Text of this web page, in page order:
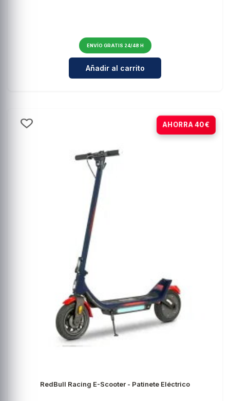
ENVÍO GRATIS 24/48 H
Cantidad para E-Bike URBANA
Añadir al carrito
AHORRA 40€
-10%
RedBull Racing E-Scooter - Patinete Eléctrico